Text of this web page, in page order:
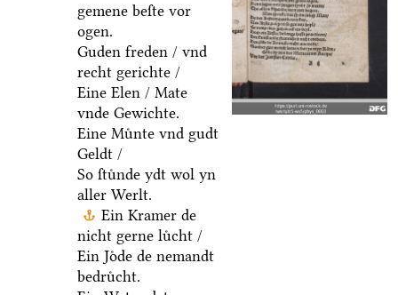
gemene beſte vor
ogen.
Guden freden / vnd
recht gerichte /
Eine Elen / Mate
vnde Gewichte.
Eine Muͤnte vnd gudt
Geldt /
So ſtuͤnde ydt wol yn
aller Werlt.
Ein Kramer de
nicht gerne luͤcht /
Ein Joͤde de nemandt
bedruͤcht.